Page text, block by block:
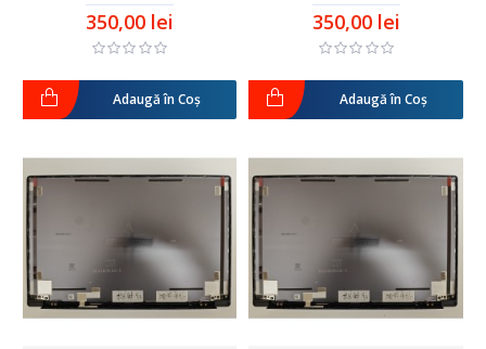
350,00 lei
Adaugă în Coş
350,00 lei
Adaugă în Coş